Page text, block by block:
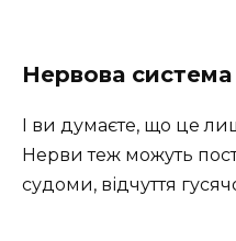
Нервова система
І ви думаєте, що це
Нерви теж можуть
судоми, відчуття